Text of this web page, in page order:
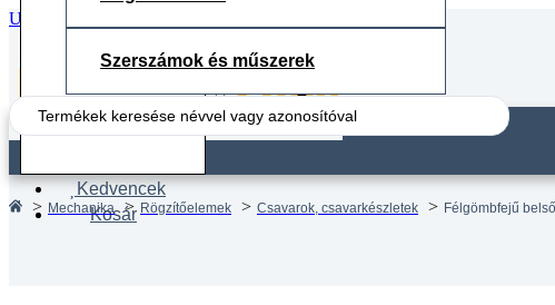
Ugrás a fő tartalomhoz
Search
...
Kedvencek
Kosár
Szerszámok és műszerek
Mechanika Rögzítőelemek Csavarok, csavarkészletek Félgömbfejű